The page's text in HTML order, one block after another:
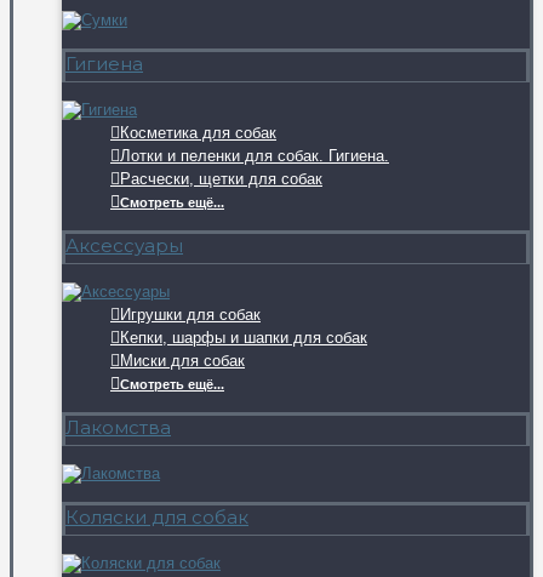
Гигиена
Косметика для собак
Лотки и пеленки для собак. Гигиена.
Расчески, щетки для собак
Смотреть ещё...
Аксессуары
Игрушки для собак
Кепки, шарфы и шапки для собак
Миски для собак
Смотреть ещё...
Лакомства
Коляски для собак